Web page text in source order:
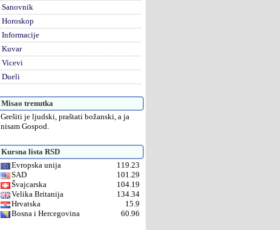
Sanovnik
Horoskop
Informacije
Kuvar
Vicevi
Dueli
Misao trenutka
Grešiti je ljudski, praštati božanski, a ja
nisam Gospod.
Kursna lista RSD
Evropska unija
119.23
SAD
101.29
Švajcarska
104.19
Velika Britanija
134.34
Hrvatska
15.9
Bosna i Hercegovina
60.96